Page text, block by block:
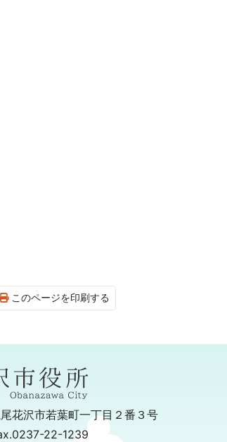
このページを印刷する
花沢市若葉町一丁目２番３号
22-1239